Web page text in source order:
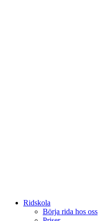
Ridskola
Börja rida hos oss